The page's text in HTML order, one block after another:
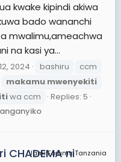
kwake kipindi akiwa
bado wananchi
mwalimu,ameachwa
na kasi ya...
2024 bashiru
ccm
makamu mwenyekiti
wa ccm
Replies: 5
JamiiForums Tanzania
CHADEMA ni